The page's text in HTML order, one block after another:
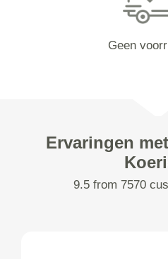
Geen
Ervaringen
9.5 from 7570